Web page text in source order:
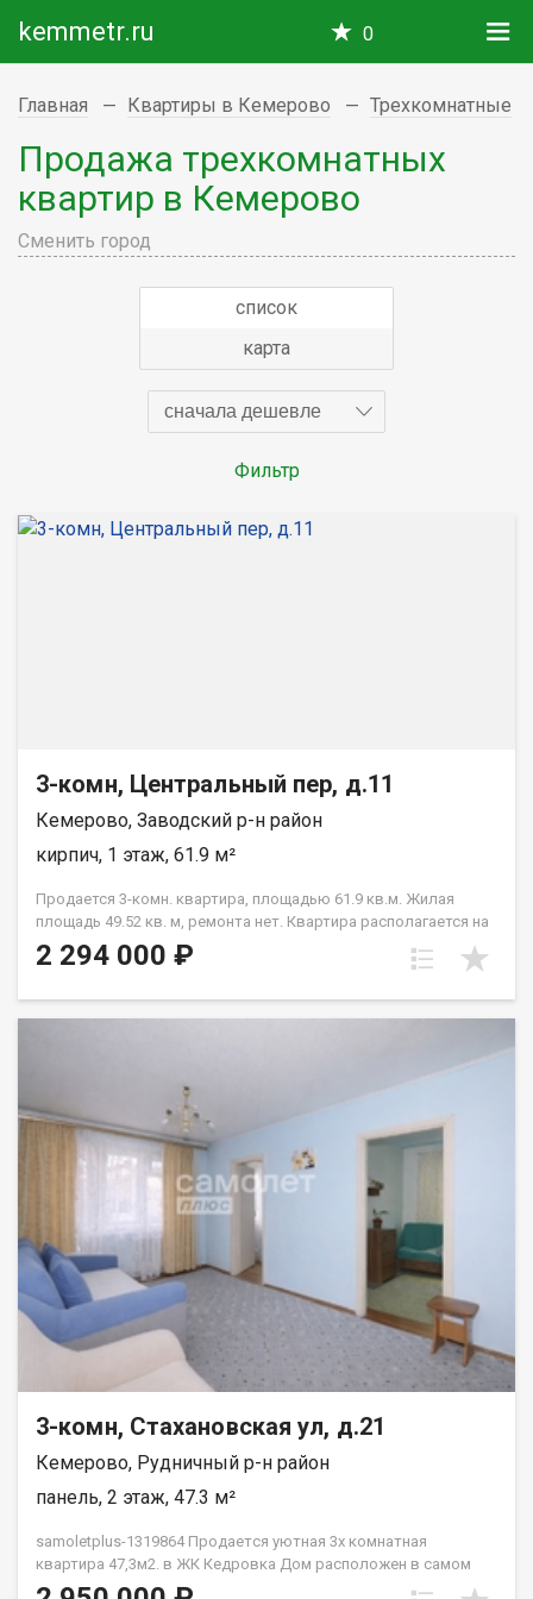
kemmetr.ru 0
Главная Квартиры в Кемерово Трехкомнатные
Продажа трехкомнатных
квартир в Кемерово
Сменить город
список
карта
сначала дешевле
Фильтр
3-комн, Центральный пер, д.11
Кемерово, Заводский р-н район
кирпич, 1 этаж, 61.9 м²
Продается 3-комн. квартира, площадью 61.9 кв.м. Жилая
площадь 49.52 кв. м, ремонта нет. Квартира располагается на
1 этаже 3-этажного кирпичного дома 1980 года постройки.
Отдел продаж
2 294 000 ₽
3-комн, Стахановская ул, д.21
Кемерово, Рудничный р-н район
панель, 2 этаж, 47.3 м²
samoletplus-1319864 Продaeтcя уютнaя 3х кoмнатная
квартиpа 47,3м2. в ЖК Кедровка Дoм pасположен в caмoм
cepдце ж.р. Кедровка. Во дворе дома расположен детский